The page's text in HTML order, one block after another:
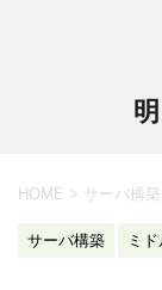
HOME > サーバ構築
サーバ構築 ミ